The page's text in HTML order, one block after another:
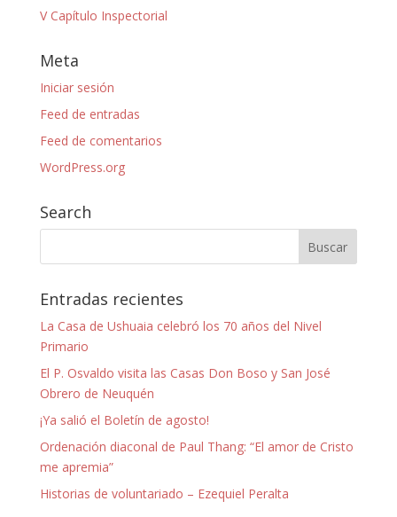
V Capítulo Inspectorial
Meta
Iniciar sesión
Feed de entradas
Feed de comentarios
WordPress.org
Search
Entradas recientes
La Casa de Ushuaia celebró los 70 años del Nivel
Primario
El P. Osvaldo visita las Casas Don Boso y San José
Obrero de Neuquén
¡Ya salió el Boletín de agosto!
Ordenación diaconal de Paul Thang: “El amor de Cristo
me apremia”
Historias de voluntariado – Ezequiel Peralta